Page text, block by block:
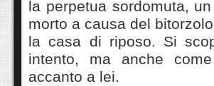
la perpetua sordomuta,
morto a causa del
la casa di riposo. Si
intento, ma anche
accanto a lei.